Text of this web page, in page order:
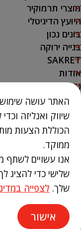
מוצרי תרמוקיר
היועץ הדיגיטלי
בונים נכון
בנייה ירוקה
SAKRET
אודות
נק' מכירה
צור קשר
03-9386300
קיבוץ חורשים
שיווק ואנליזה
הכוללת הצעות
ממוקד.
אנו עשויים לשתף
שלישי כדי להציג
שלך. לצפייה
אישור